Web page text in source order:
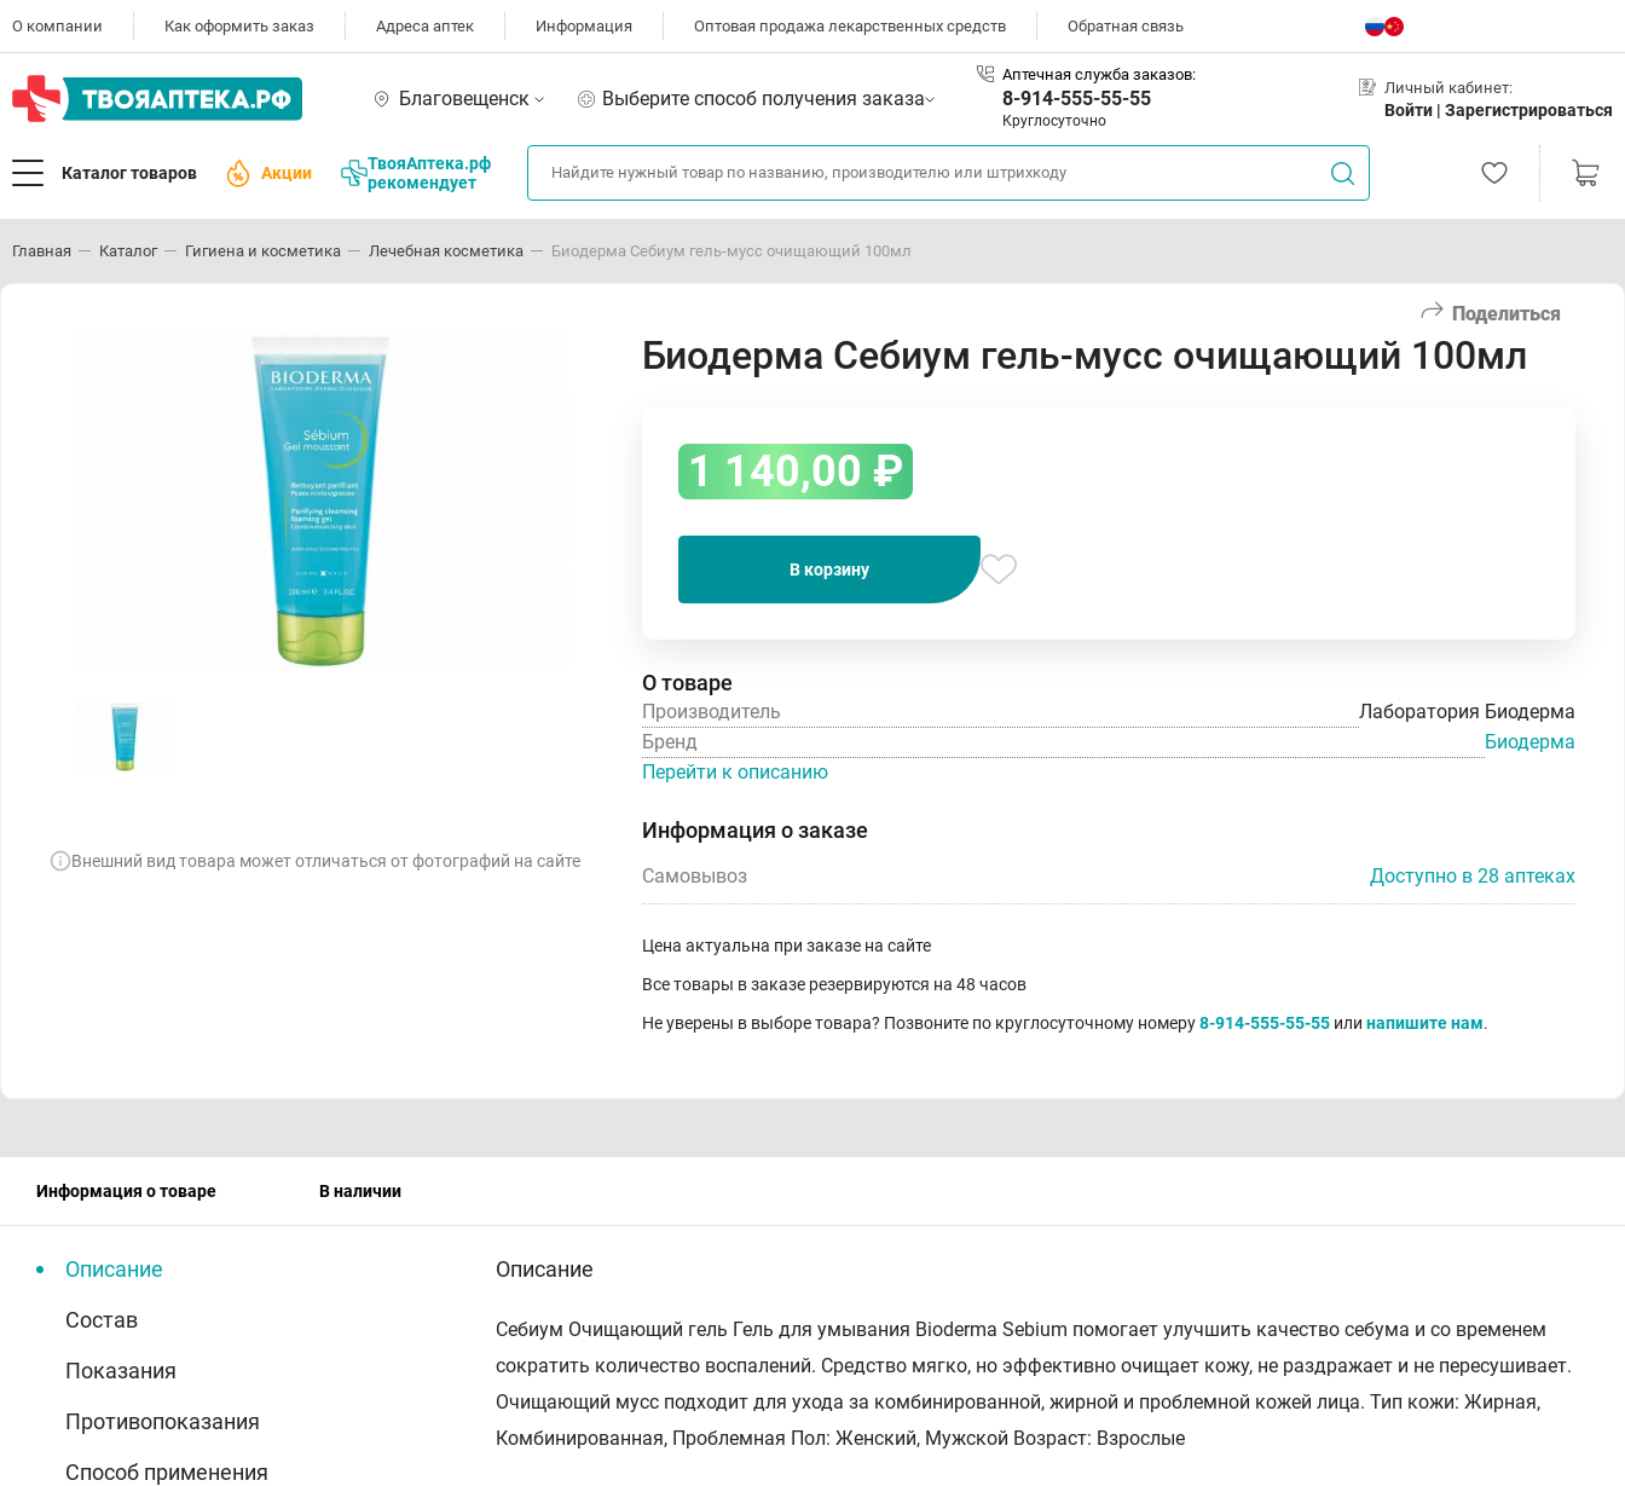
О компании Как оформить заказ Адреса аптек Информация Оптовая продажа лекарственных средств Обратная связь
Благовещенск Выберите способ получения заказа
Аптечная служба заказов:
8-914-555-55-55
Круглосуточно
Личный кабинет:
Войти | Зарегистрироваться
Каталог товаров Акции
ТвояАптека.рф
рекомендует
Главная Каталог Гигиена и косметика Лечебная косметика Биодерма Себиум гель-мусс очищающий 100мл
Поделиться
Внешний вид товара может отличаться от фотографий на сайте
Биодерма Себиум гель-мусс очищающий 100мл
1 140,00 ₽
В корзину
О товаре
Производитель
Лаборатория Биодерма
Бренд
Биодерма
Перейти к описанию
Информация о заказе
Самовывоз Доступно в 28 аптеках
Цена актуальна при заказе на сайте
Все товары в заказе резервируются на 48 часов
Не уверены в выборе товара? Позвоните по круглосуточному номеру8-914-555-55-55 или напишите нам.
Информация о товаре В наличии
Описание
Состав
Показания
Противопоказания
Способ применения
Описание
Себиум Очищающий гель Гель для умывания Bioderma Sebium помогает улучшить качество себума и со временем
сократить количество воспалений. Средство мягко, но эффективно очищает кожу, не раздражает и не пересушивает.
Очищающий мусс подходит для ухода за комбинированной, жирной и проблемной кожей лица. Тип кожи: Жирная,
Комбинированная, Проблемная Пол: Женский, Мужской Возраст: Взрослые